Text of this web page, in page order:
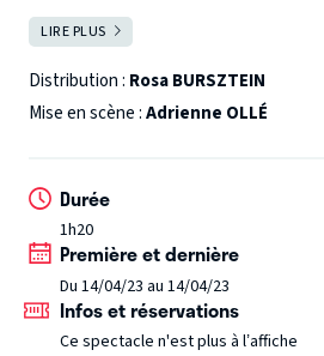
lundi à 15h : mon psy !
Pour que ça dure entre un homme et
touche et que ce soit principalement
Pendant une heure, on va un peu
un air des parapluies de Cherbourg !
sa totale intimité qu’elle livre ses
ses parents intellos névrosés… et
les hauts et les bas, les tabous de la
cash et surtout très drôle.
LIRE PLUS
Distribution : Rosa BURSZTEIN
Mise en scène :Adrienne OLLÉ
Durée
1h20
Première et dernière
Du 14/04/23 au 14/04/23
Infos et réservations
Ce spectacle n'est plus à l’affiche